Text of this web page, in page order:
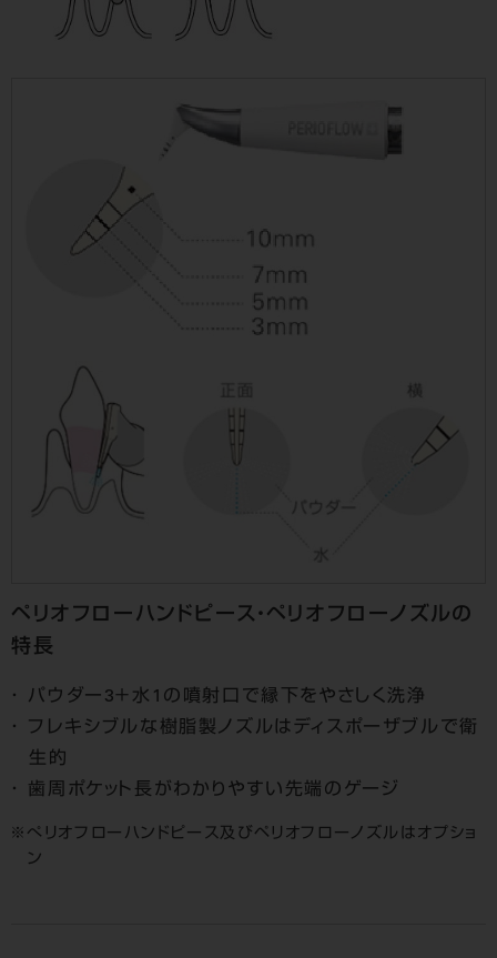
ペリオフローハンドピース・ペリオフローノズルの
特長
パウダー3＋水1の噴射口で縁下をやさしく洗浄
フレキシブルな樹脂製ノズルはディスポーザブルで衛
生的
歯周ポケット長がわかりやすい先端のゲージ
ぺリオフローハンドピース及びペリオフローノズルはオプショ
ン